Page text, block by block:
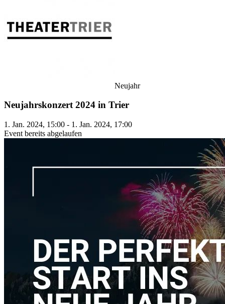
Neujahr
Neujahrskonzert 2024 in Trier
1. Jan. 2024, 15:00 - 1. Jan. 2024, 17:00
Event bereits abgelaufen